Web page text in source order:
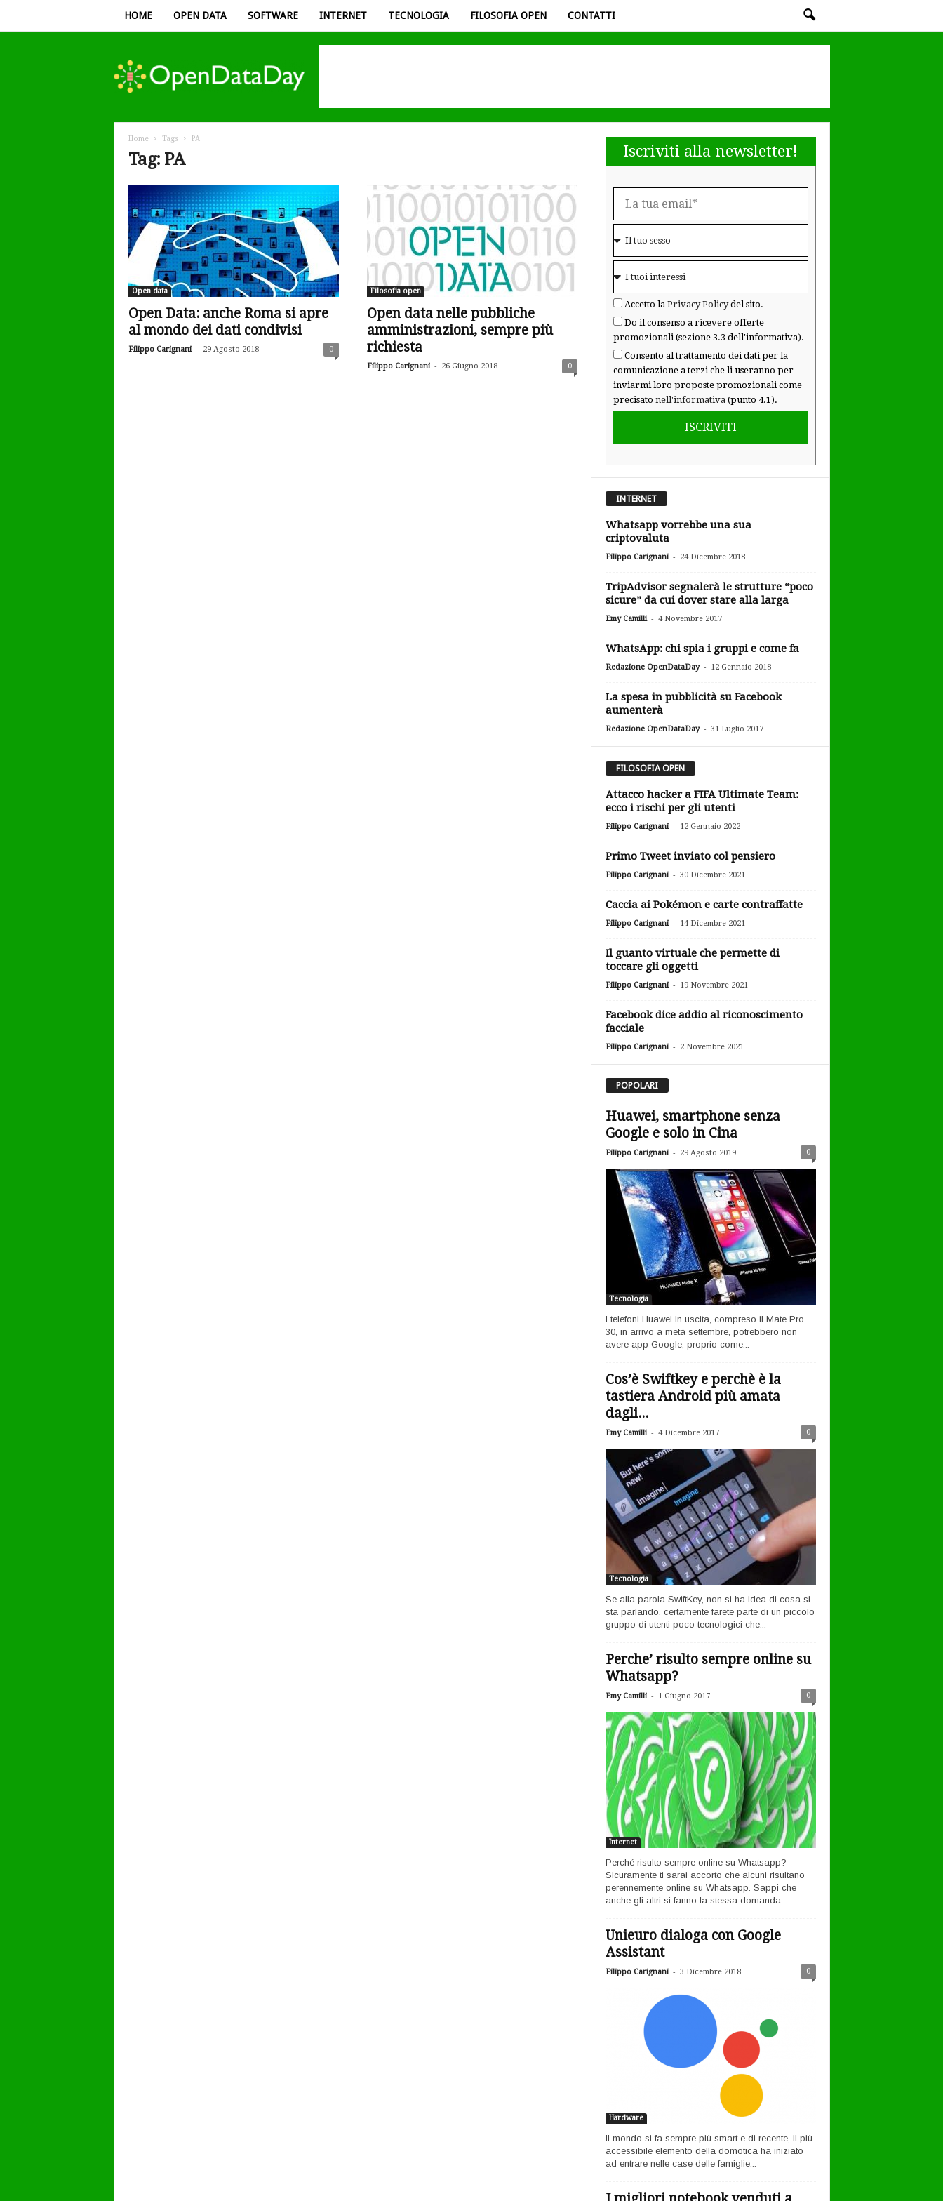
HOME OPEN DATA SOFTWARE INTERNET TECNOLOGIA FILOSOFIA OPEN CONTATTI
Data
Day
Home Tags PA
Tag: PA
Open data
Open Data: anche Roma si apre
al mondo dei dati condivisi
Filippo Carignani - 29 Agosto 2018 0
Filosofia open
Open data nelle pubbliche
amministrazioni, sempre più
richiesta
Filippo Carignani - 26 Giugno 2018 0
Iscriviti alla newsletter!
Accetto la Privacy Policydel sito.
Do il consenso a ricevere offerte
promozionali (sezione 3.3 dell'informativa).
Consento al trattamento dei dati per la
comunicazione a terzi che li useranno per
inviarmi loro proposte promozionali come
precisato nell'informativa(punto 4.1).
ISCRIVITI
INTERNET
Whatsapp vorrebbe una sua
criptovaluta
Filippo Carignani - 24 Dicembre 2018
TripAdvisor segnalerà le strutture “poco
sicure” da cui dover stare alla larga
Emy Camilli - 4 Novembre 2017
WhatsApp: chi spia i gruppi e come fa
Redazione OpenDataDay - 12 Gennaio 2018
La spesa in pubblicità su Facebook
aumenterà
Redazione OpenDataDay - 31 Luglio 2017
FILOSOFIA OPEN
Attacco hacker a FIFA Ultimate Team:
ecco i rischi per gli utenti
Filippo Carignani - 12 Gennaio 2022
Primo Tweet inviato col pensiero
Filippo Carignani - 30 Dicembre 2021
Caccia ai Pokémon e carte contraffatte
Filippo Carignani - 14 Dicembre 2021
Il guanto virtuale che permette di
toccare gli oggetti
Filippo Carignani - 19 Novembre 2021
Facebook dice addio al riconoscimento
facciale
Filippo Carignani - 2 Novembre 2021
POPOLARI
Huawei, smartphone senza
Google e solo in Cina
Filippo Carignani - 29 Agosto 2019 0
Tecnologia
I telefoni Huawei in uscita, compreso il Mate Pro
30, in arrivo a metà settembre, potrebbero non
avere app Google, proprio come...
Cos’è Swiftkey e perchè è la
tastiera Android più amata
dagli...
Emy Camilli - 4 Dicembre 2017 0
Tecnologia
Se alla parola SwiftKey, non si ha idea di cosa si
sta parlando, certamente farete parte di un piccolo
gruppo di utenti poco tecnologici che...
Perche’ risulto sempre online su
Whatsapp?
Emy Camilli - 1 Giugno 2017 0
Internet
Perché risulto sempre online su Whatsapp?
Sicuramente ti sarai accorto che alcuni risultano
perennemente online su Whatsapp. Sappi che
anche gli altri si fanno la stessa domanda...
Unieuro dialoga con Google
Assistant
Filippo Carignani - 3 Dicembre 2018 0
Hardware
Il mondo si fa sempre più smart e di recente, il più
accessibile elemento della domotica ha iniziato
ad entrare nelle case delle famiglie...